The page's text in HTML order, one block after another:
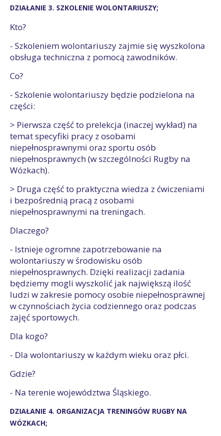
DZIAŁANIE 3. SZKOLENIE WOLONTARIUSZY;
Kto?
- Szkoleniem wolontariuszy zajmie się wyszkolona
obsługa techniczna z pomocą zawodników.
Co?
- Szkolenie wolontariuszy będzie podzielona na
części:
> Pierwsza część to prelekcja (inaczej wykład) na
temat specyfiki pracy z osobami
niepełnosprawnymi oraz sportu osób
niepełnosprawnych (w szczególności Rugby na
Wózkach).
> Druga część to praktyczna wiedza z ćwiczeniami
i bezpośrednią pracą z osobami
niepełnosprawnymi na treningach.
Dlaczego?
- Istnieje ogromne zapotrzebowanie na
wolontariuszy w środowisku osób
niepełnosprawnych. Dzięki realizacji zadania
będziemy mogli wyszkolić jak największą ilość
ludzi w zakresie pomocy osobie niepełnosprawnej
w czynnościach życia codziennego oraz podczas
zajęć sportowych.
Dla kogo?
- Dla wolontariuszy w każdym wieku oraz płci.
Gdzie?
- Na terenie województwa Śląskiego.
DZIAŁANIE 4. ORGANIZACJA TRENINGÓW RUGBY NA
WÓZKACH;